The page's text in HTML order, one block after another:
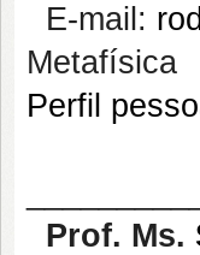
E-mail:
Metafísica
Perfil
Prof. Ms.